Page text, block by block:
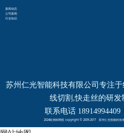
新闻动态
公司新闻
行业知识
苏州仁光智能科技有限公司专注
线切割,快走丝的研发
联系电话 18914994409
2024欧洲杯网投 copyright © 2009-2017 苏州仁光智能科技